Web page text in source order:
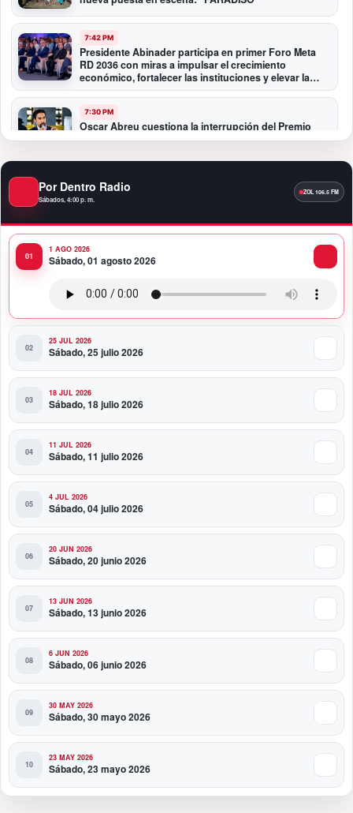
7:42 PM
Presidente Abinader participa en primer Foro Meta
RD 2036 con miras a impulsar el crecimiento
económico, fortalecer las instituciones y elevar la
productividad
7:30 PM
Oscar Abreu cuestiona la interrupción del Premio
Nacional de Artes Visuales: “Un país que deja de
12:40 AM
Fortaleza del peso responde a fundamentos
experta
11:58 PM
Político/Comunicaciones
Por Dentro Radio
Sábados, 4:00 p. m.
1 AGO 2026
Sábado, 01 agosto 2026
25 JUL 2026
Sábado, 25 julio 2026
18 JUL 2026
Sábado, 18 julio 2026
11 JUL 2026
Sábado, 11 julio 2026
4 JUL 2026
Sábado, 04 julio 2026
20 JUN 2026
Sábado, 20 junio 2026
13 JUN 2026
Sábado, 13 junio 2026
6 JUN 2026
Sábado, 06 junio 2026
30 MAY 2026
Sábado, 30 mayo 2026
23 MAY 2026
Sábado, 23 mayo 2026